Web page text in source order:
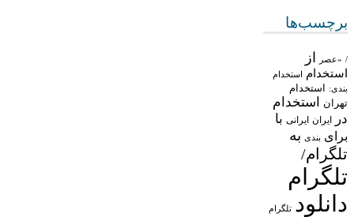
برچسب‌ها
/ «عصر از
استخدام استخدام
بندی: استخدام
تهران
استخدام
در
ایران ایرانی با
برای بندی به
تلگرام/
تلگرام
دانلود تلگرام